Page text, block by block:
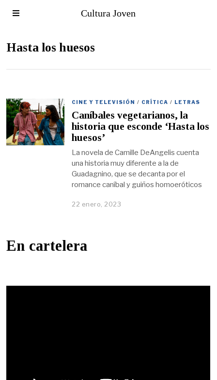
Cultura Joven
Hasta los huesos
CINE Y TELEVISIÓN / CRÍTICA / LETRAS
Caníbales vegetarianos, la
historia que esconde ‘Hasta los
huesos’
La novela de Camille DeAngelis cuenta
una historia muy diferente a la de
Guadagnino, que se decanta por el
romance caníbal y guiños homoeróticos
22 enero, 2023
En cartelera